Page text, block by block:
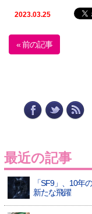
2023.03.25
« 前の記事
最近の記事
「SF9」、10年
新たな飛躍